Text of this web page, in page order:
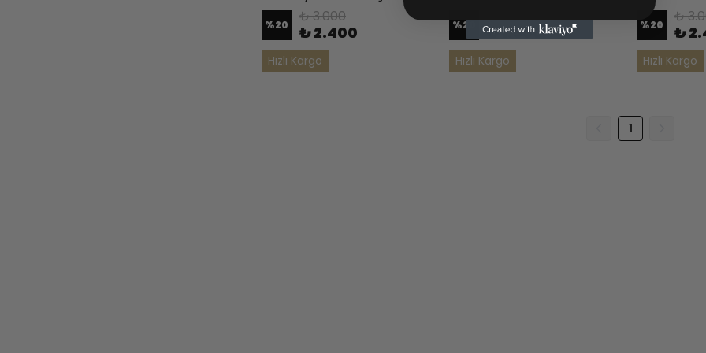
%20 ₺ 3.000
₺ 2.400
Hızlı Kargo
%20 ₺ 1.875
₺ 1.500
Hızlı Kargo
%20 ₺
₺
Hızlı Kargo
1